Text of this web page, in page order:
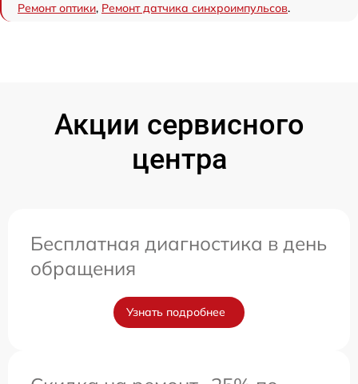
Ремонт оптики, Ремонт датчика синхроимпульсов.
Акции сервисного
центра
Бесплатная диагностика в день
обращения
Узнать подробнее